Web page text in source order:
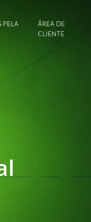
PELA
ÁREA DE
CLIENTE